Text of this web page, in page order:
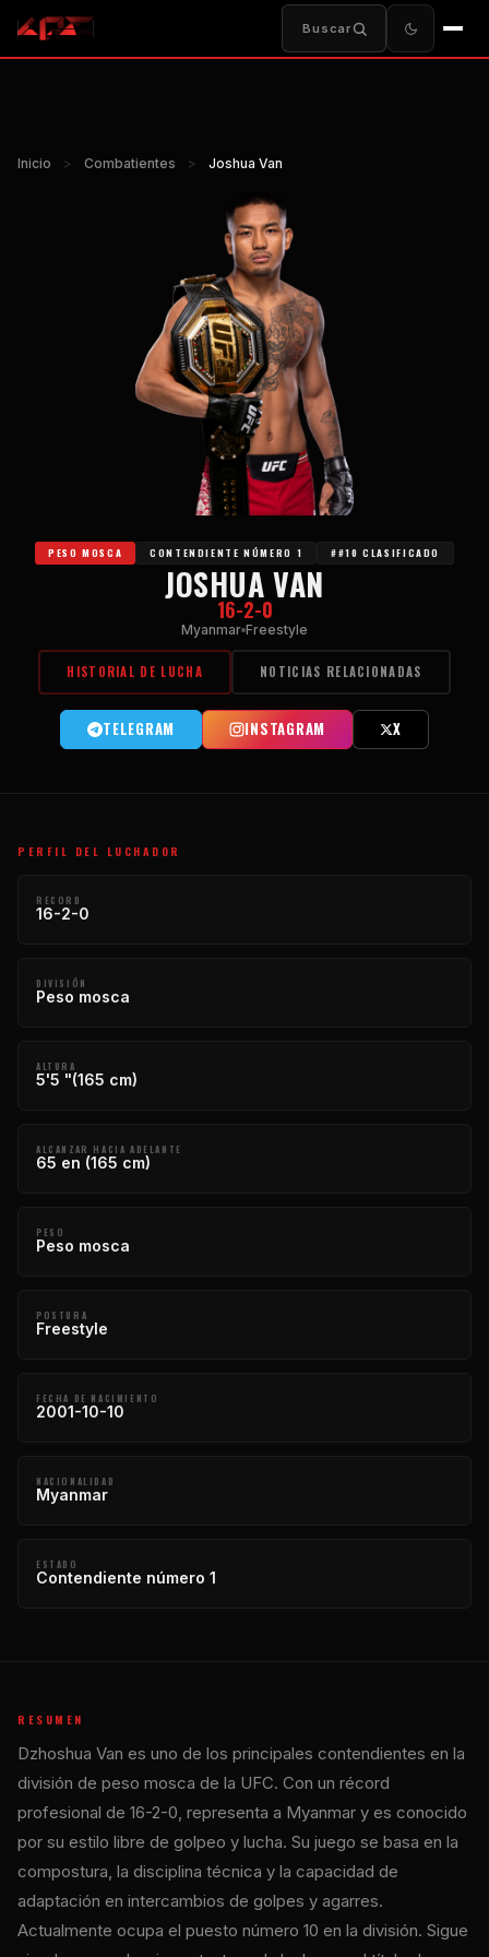
Buscar
Inicio > Combatientes > Joshua Van
PESO MOSCA CONTENDIENTE NÚMERO 1 ##10 CLASIFICADO
JOSHUA VAN
16-2-0
Myanmar Freestyle
HISTORIAL DE LUCHA NOTICIAS RELACIONADAS
TELEGRAM INSTAGRAM X
PERFIL DEL LUCHADOR
RECORD
16-2-0
DIVISIÓN
Peso mosca
ALTURA
5'5 "(165 cm)
ALCANZAR HACIA ADELANTE
65 en (165 cm)
PESO
Peso mosca
POSTURA
Freestyle
FECHA DE NACIMIENTO
2001-10-10
NACIONALIDAD
Myanmar
ESTADO
Contendiente número 1
RESUMEN
Dzhoshua Van es uno de los principales contendientes en la
división de peso mosca de la UFC. Con un récord
profesional de 16-2-0, representa a Myanmar y es conocido
por su estilo libre de golpeo y lucha. Su juego se basa en la
compostura, la disciplina técnica y la capacidad de
adaptación en intercambios de golpes y agarres.
Actualmente ocupa el puesto número 10 en la división. Sigue